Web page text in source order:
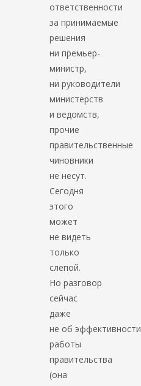
ответственности
за принимаемые
решения
ни премьер-
министр,
ни руководители
министерств
и ведомств,
прочие
правительственные
чиновники
не несут.
Сегодня
этого
может
не видеть
только
слепой.
Но разговор
сейчас
даже
не об эффективности
работы
правительства
(она